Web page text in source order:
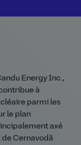
Energy Inc.,
à
parmi les
le plan
axé
de Cernavodă